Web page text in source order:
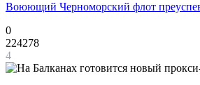
Воюющий Черноморский флот
0
224278
4